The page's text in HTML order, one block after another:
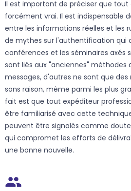
Il est important de préciser que
forcément vrai. Il est indispensable
entre les informations réelles et les
de mythes sur l'authentification qui
conférences et les séminaires axés
sont liés aux "anciennes"
messages, d'autres ne sont que
sans raison, même parmi les plus
fait est que tout expéditeur
être familiarisé avec cette
peuvent être signalés comme
qui compromet les efforts de
une bonne nouvelle.